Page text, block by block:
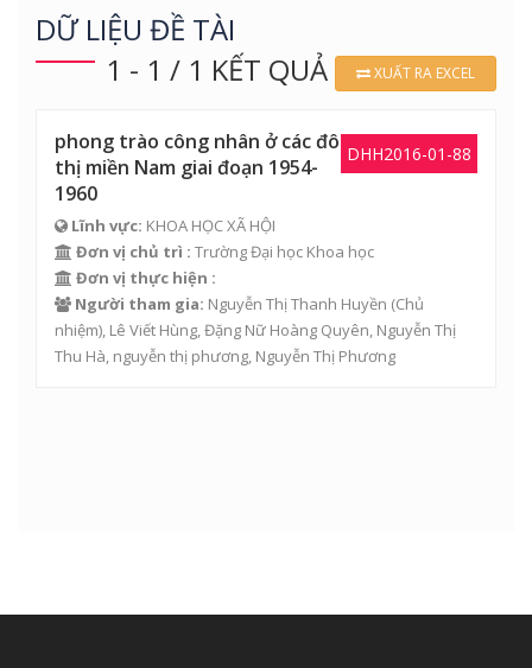
DỮ LIỆU ĐỀ TÀI
1 - 1 / 1 KẾT QUẢ
XUẤT RA EXCEL
DHH2016-01-88
phong trào công nhân ở các đô
thị miền Nam giai đoạn 1954-
1960
Lĩnh vực: KHOA HỌC XÃ HỘI
Đơn vị chủ trì : Trường Đại học Khoa học
Đơn vị thực hiện :
Người tham gia: Nguyễn Thị Thanh Huyền (Chủ
nhiệm), Lê Viết Hùng,Đặng Nữ Hoàng Quyên, Nguyễn Thị
Thu Hà, nguyễn thị phương, Nguyễn Thị Phương